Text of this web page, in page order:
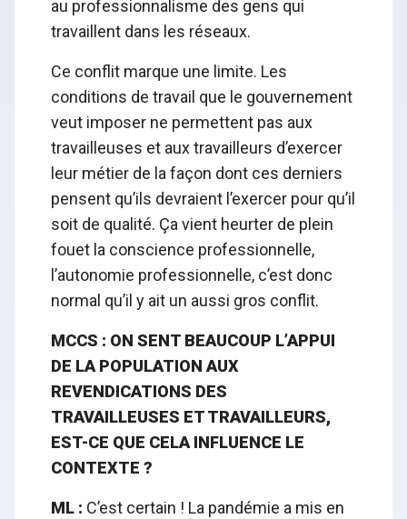
au professionnalisme des gens qui
travaillent dans les réseaux.
Ce conflit marque une limite. Les
conditions de travail que le gouvernement
veut imposer ne permettent pas aux
travailleuses et aux travailleurs d’exercer
leur métier de la façon dont ces derniers
pensent qu’ils devraient l’exercer pour qu’il
soit de qualité. Ça vient heurter de plein
fouet la conscience professionnelle,
l’autonomie professionnelle, c’est donc
normal qu’il y ait un aussi gros conflit.
MCCS : ON SENT BEAUCOUP L’APPUI
DE LA POPULATION AUX
REVENDICATIONS DES
TRAVAILLEUSES ET TRAVAILLEURS,
EST-CE QUE CELA INFLUENCE LE
CONTEXTE ?
ML : C’est certain ! La pandémie a mis en